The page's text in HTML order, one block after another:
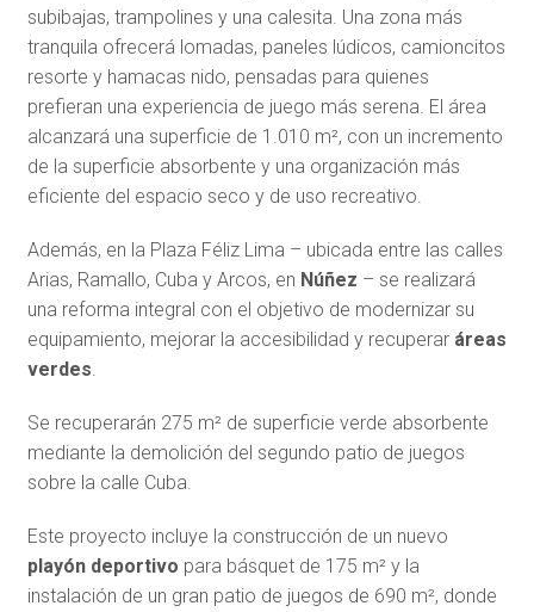
subibajas, trampolines y una calesita. Una zona más
tranquila ofrecerá lomadas, paneles lúdicos, camioncitos
resorte y hamacas nido, pensadas para quienes
prefieran una experiencia de juego más serena. El área
alcanzará una superficie de 1.010 m², con un incremento
de la superficie absorbente y una organización más
eficiente del espacio seco y de uso recreativo.
Además, en la Plaza Féliz Lima – ubicada entre las calles
Arias, Ramallo, Cuba y Arcos, en Núñez – se realizará
una reforma integral con el objetivo de modernizar su
equipamiento, mejorar la accesibilidad y recuperar áreas
verdes
Se recuperarán 275 m² de superficie verde absorbente
mediante la demolición del segundo patio de juegos
sobre la calle Cuba.
Este proyecto incluye la construcción de un nuevo
playón deportivo para básquet de 175 m² y la
instalación de un gran patio de juegos de 690 m², donde